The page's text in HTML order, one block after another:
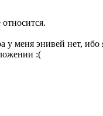
меня энивей нет,
:(